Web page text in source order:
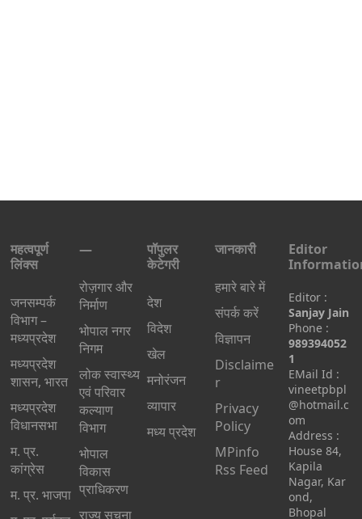
महत्वपूर्ण
लिंक्स
जनसम्पर्क
विभाग –
मध्यप्रदेश
मध्यप्रदेश
शासन, भारत
मध्‍यप्रदेश
विधानसभा
म. प्र.
कांग्रेस
म. प्र. भाजपा
—
रोज़गार और
निर्माण
भोपाल नगर
निगम
लोक स्वास्थ्य
एवं परिवार
कल्याण
विभाग
भोपाल
विकास
प्राधिकरण
राज्य सूचना
पॉपुलर
केटेगरी
देश
विदेश
खेल
मनोरंजन
व्यापार
मध्य प्रदेश
जानकारी
हमारे बारे में
संपर्क करें
विज्ञापन
Disclaime
r
Privacy
Policy
MPinfo
Rss Feed
Editor
Editor :
Sanjay Jain
Phone :
989394052
1
EMail Id :
vineetpbpl
@hotmail.c
om
Address :
House 84,
Kapila
Nagar, Kar
ond,
Bhopal